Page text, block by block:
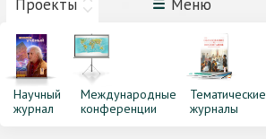
Проекты Меню
Научный
журнал
Международные
конференции
Тематические
журналы